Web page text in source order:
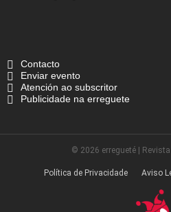
Contacto
Enviar evento
Atención ao subscritor
Publicidade na erreguete
© 2026 erregueté |
Política de Privacidade Aviso